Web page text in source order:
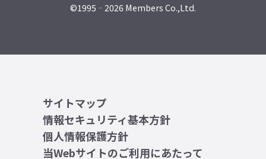
©1995‐2026 Members Co.,Ltd.
サイトマップ
情報セキュリティ基本方針
個人情報保護方針
当Webサイトのご利用にあたって